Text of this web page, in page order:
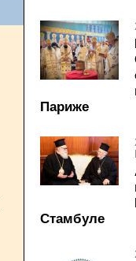
Париже
Стамбуле